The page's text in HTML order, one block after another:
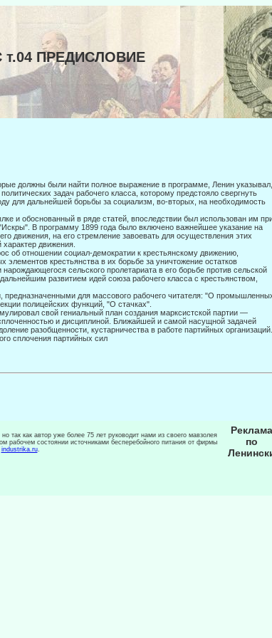
т.04 ПРЕДИСЛОВИЕ
должны были найти полное выра­жение в программе, Ленин указывал,
задач рабочего класса, которому предстояло свергнуть
для дальнейшей борьбы за социализм, во-вторых, на необходимость
и обоснованный в ряде статей, впоследствии был использован им
В программу 1899 года было включено важнейшее указание на
движения, на его стремление завоевать для осу­ществления этих
движения.
об отношении социал-демократии к крестьянскому движению,
крестьянства в их борьбе за уничтожение остатков
сельского пролетариата в его борьбе против сель­ской
развитием идей союза рабочего класса с крестьянством,
предназначенными для массового рабочего читателя: "О
полицейских функций, "О стачках".
свой гениальный план создания марксистской партии —
и дисциплиной. Ближайшей и самой насущной задачей
разобщенности, кустарничества в работе пар­тийных организаций.
сплочения партийных сил
так как автор уже более 75 лет руководит нами из своего мавзолея
рабочем состоянии источниками бесперебойного питания от фирмы
industrika.ru.
Реклама
по